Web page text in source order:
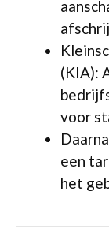
(KIA):
voor
een
het